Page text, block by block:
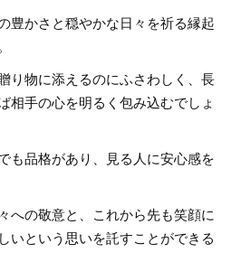
豊かさと穏やかな日々を祈る縁起
り物に添えるのにふさわしく、長
相手の心を明るく包み込むでしょ
も品格があり、見る人に安心感を
への敬意と、これから先も笑顔に
いという思いを託すことができる